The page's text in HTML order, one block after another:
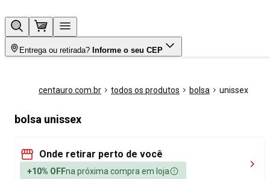
Entrega ou retirada? Informe o seu CEP
centauro.com.br todos os produtos bolsa unissex
bolsa unissex
Onde retirar perto de você
+10% OFFna próxima compra em loja